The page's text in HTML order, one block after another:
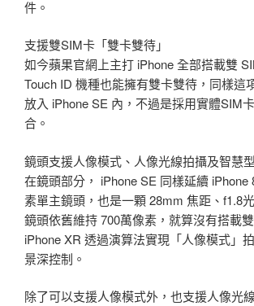
件。
支援雙SIM卡「雙卡雙待」
如今蘋果官網上主打 iPhone 全部搭載雙
Touch ID 機種也能擁有雙卡雙待，同樣這
放入 iPhone SE 內，不過是採用實體SIM
合。
鏡頭支援人像模式、人像光線拍攝及智慧
在鏡頭部分， iPhone SE 同樣延續 iPhone
素單主鏡頭，也是一顆 28mm 焦距、f1.8
鏡頭依舊維持 700萬像素，就算沒有搭載
iPhone XR 透過演算法實現「人像模式」
景深控制。
除了可以支援人像模式外，也支援人像光